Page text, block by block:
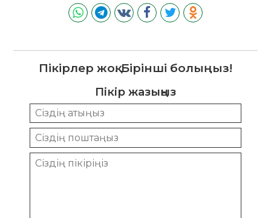
Пікірлер жоқ. Бірінші болыңыз!
Пікір жазыңыз